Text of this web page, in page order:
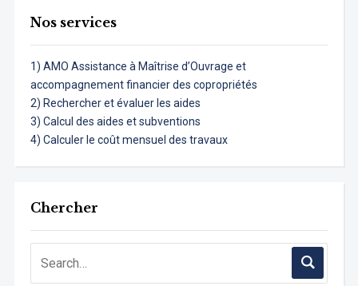
Nos services
1) AMO Assistance à Maîtrise d’Ouvrage et
accompagnement financier des copropriétés
2) Rechercher et évaluer les aides
3) Calcul des aides et subventions
4) Calculer le coût mensuel des travaux
Chercher